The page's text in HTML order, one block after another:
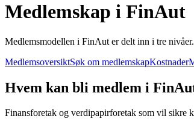
Medlemskap i FinAut
Medlemsmodellen i FinAut er delt inn i tre nivåer.
MedlemsoversiktSøk om medlemskapKostnader
Hvem kan bli medlem i
Finansforetak og verdipapirforetak som vil sikre